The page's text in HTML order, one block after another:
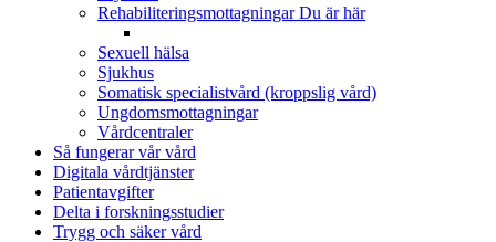
Rehabiliteringsmottagningar Du är här
Sexuell hälsa
Sjukhus
Somatisk specialistvård (kroppslig vård)
Ungdomsmottagningar
Vårdcentraler
Så fungerar vår vård
Digitala vårdtjänster
Patientavgifter
Delta i forskningsstudier
Trygg och säker vård